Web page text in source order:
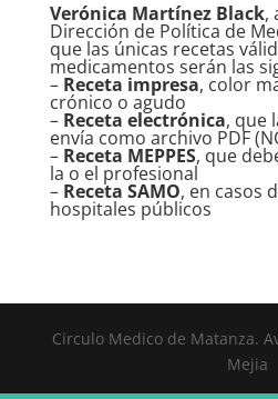
Verónica Martínez Black,
Dirección de Política de
que las únicas recetas
medicamentos serán las
– Receta impresa, color
crónico o agudo
– Receta electrónica, que
envía como archivo PDF
– Receta MEPPES, que
la o el profesional
– Receta SAMO, en casos
hospitales públicos
Circulo Medico de Matanza.
Mejia